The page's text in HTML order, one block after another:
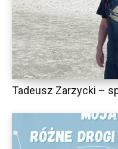
Tadeusz Zarzycki –